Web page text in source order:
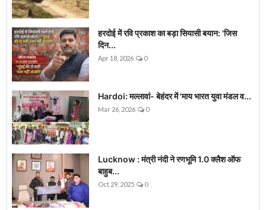
हरदोई में रवि प्रकाश का बड़ा सियासी बयान: 'जिस
दिन...
Apr 18, 2026 0
Hardoi: मल्लावां- बेहंदर में 'माय भारत युवा मंडल व...
Mar 26, 2026 0
Lucknow : मंत्री नंदी ने रणभूमि 1.0 क्लैश ऑफ
बाहुब...
Oct 29, 2025 0